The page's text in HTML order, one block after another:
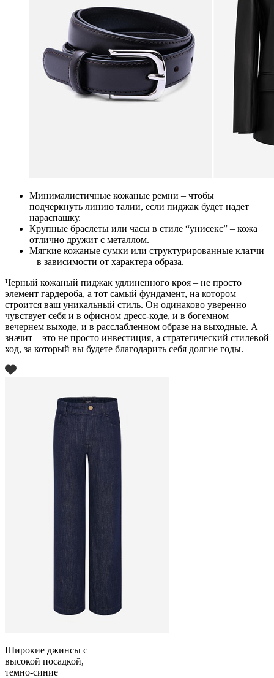
Минималистичные кожаные ремни – чтобы
подчеркнуть линию талии, если пиджак будет надет
нараспашку.
Крупные браслеты или часы в стиле “унисекс” – кожа
отлично дружит с металлом.
Мягкие кожаные сумки или структурированные клатчи
– в зависимости от характера образа.
Черный кожаный пиджак удлиненного кроя – не просто
элемент гардероба, а тот самый фундамент, на котором
строится ваш уникальный стиль. Он одинаково уверенно
чувствует себя и в офисном дресс-коде, и в богемном
вечернем выходе, и в расслабленном образе на выходные. А
значит – это не просто инвестиция, а стратегический стилевой
ход, за который вы будете благодарить себя долгие годы.
Широкие джинсы с
высокой посадкой,
темно-синие